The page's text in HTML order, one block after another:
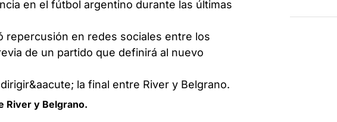
en el fútbol argentino durante las últimas
repercusión en redes sociales entre los
de un partido que definirá al nuevo
River y Belgrano.